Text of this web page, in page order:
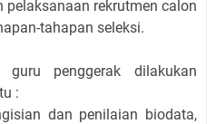
rekrutmen calon
tahapan seleksi.
guru penggerak dilakukan
:
dan penilaian biodata,